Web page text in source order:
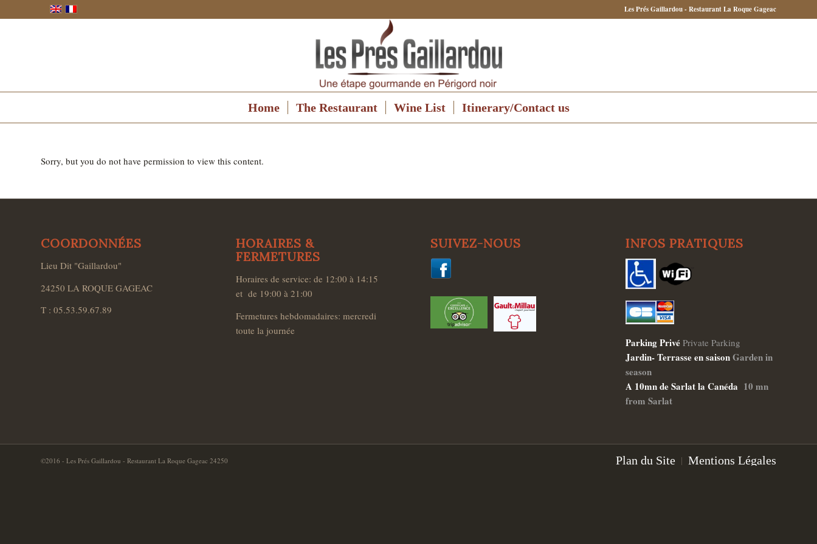
Les Prés Gaillardou - Restaurant La Roque Gageac
Home The Restaurant Wine List Itinerary/Contact us
Sorry, but you do not have permission to view this content.
COORDONNÉES
Lieu Dit "Gaillardou"
24250 LA ROQUE GAGEAC
T : 05.53.59.67.89
HORAIRES &
FERMETURES
Horaires de service: de 12:00 à 14:15
et de 19:00 à 21:00
Fermetures hebdomadaires: mercredi
toute la journée
SUIVEZ-NOUS INFOS PRATIQUES
Parking Privé Private Parking
Jardin- Terrasse en saisonGarden in
season
A 10mn de Sarlat la Canéda 10 mn
from Sarlat
©2016 - Les Prés Gaillardou - Restaurant La Roque Gageac 24250 Plan du Site Mentions Légales